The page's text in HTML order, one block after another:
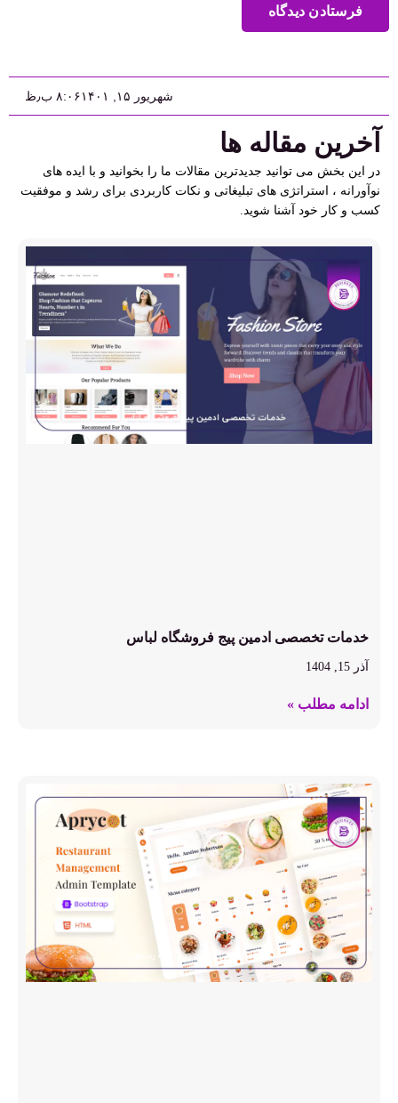
فرستادن دیدگاه
شهریور ۱۵, ۱۴۰۱ ۸:۰۶ ب٫ظ
آخرین مقاله ها
در این بخش می توانید جدیدترین مقالات ما را بخوانید و با ایده های
نوآورانه ، استراتژی های تبلیغاتی و نکات کاربردی برای رشد و موفقیت
کسب و کار خود آشنا شوید.
خدمات تخصصی ادمین پیج فروشگاه لباس
آذر 15, 1404
ادامه مطلب »